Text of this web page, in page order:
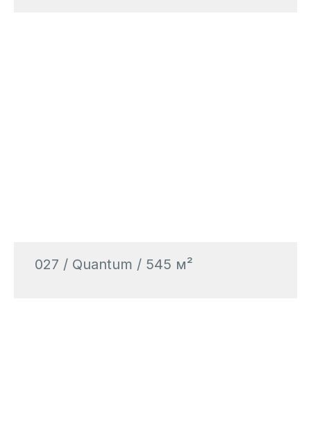
027 / Quantum / 545 м²